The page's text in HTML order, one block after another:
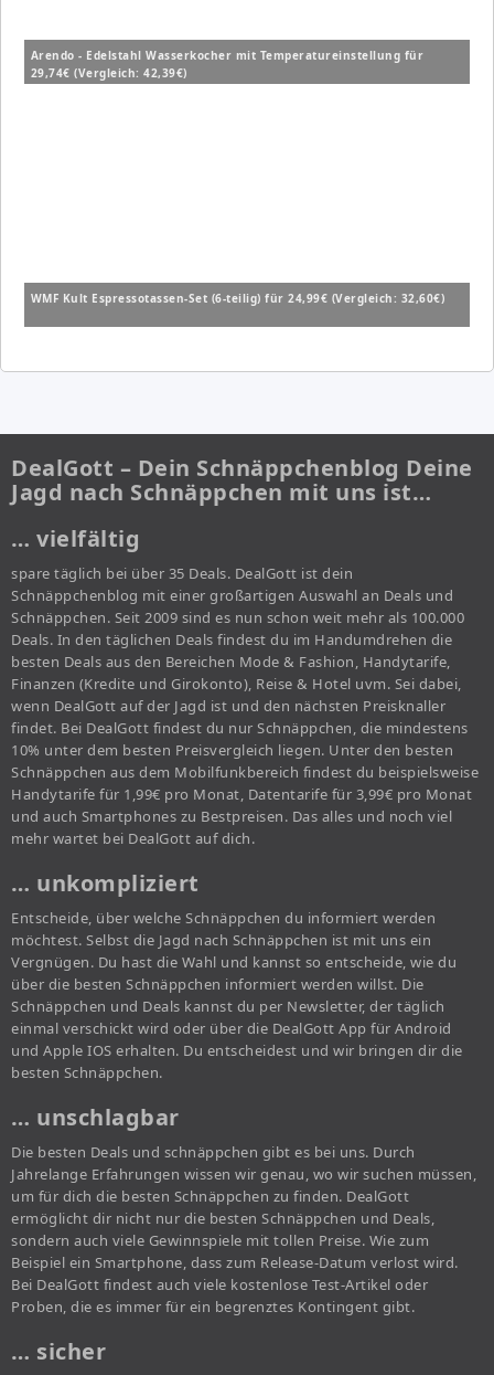
Arendo - Edelstahl Wasserkocher mit Temperatureinstellung für
29,74€ (Vergleich: 42,39€)
WMF Kult Espressotassen-Set (6-teilig) für 24,99€ (Vergleich: 32,60€)
DealGott – Dein Schnäppchenblog Deine
Jagd nach Schnäppchen mit uns ist…
… vielfältig
spare täglich bei über 35 Deals. DealGott ist dein
Schnäppchenblog mit einer großartigen Auswahl an Deals und
Schnäppchen. Seit 2009 sind es nun schon weit mehr als 100.000
Deals. In den täglichen Deals findest du im Handumdrehen die
besten Deals aus den Bereichen Mode & Fashion, Handytarife,
Finanzen (Kredite und Girokonto), Reise & Hotel uvm. Sei dabei,
wenn DealGott auf der Jagd ist und den nächsten Preisknaller
findet. Bei DealGott findest du nur Schnäppchen, die mindestens
10% unter dem besten Preisvergleich liegen. Unter den besten
Schnäppchen aus dem Mobilfunkbereich findest du beispielsweise
Handytarife für 1,99€ pro Monat, Datentarife für 3,99€ pro Monat
und auch Smartphones zu Bestpreisen. Das alles und noch viel
mehr wartet bei DealGott auf dich.
… unkompliziert
Entscheide, über welche Schnäppchen du informiert werden
möchtest. Selbst die Jagd nach Schnäppchen ist mit uns ein
Vergnügen. Du hast die Wahl und kannst so entscheide, wie du
über die besten Schnäppchen informiert werden willst. Die
Schnäppchen und Deals kannst du per Newsletter, der täglich
einmal verschickt wird oder über die DealGott App für Android
und Apple IOS erhalten. Du entscheidest und wir bringen dir die
besten Schnäppchen.
… unschlagbar
Die besten Deals und schnäppchen gibt es bei uns. Durch
Jahrelange Erfahrungen wissen wir genau, wo wir suchen müssen,
um für dich die besten Schnäppchen zu finden. DealGott
ermöglicht dir nicht nur die besten Schnäppchen und Deals,
sondern auch viele Gewinnspiele mit tollen Preise. Wie zum
Beispiel ein Smartphone, dass zum Release-Datum verlost wird.
Bei DealGott findest auch viele kostenlose Test-Artikel oder
Proben, die es immer für ein begrenztes Kontingent gibt.
… sicher